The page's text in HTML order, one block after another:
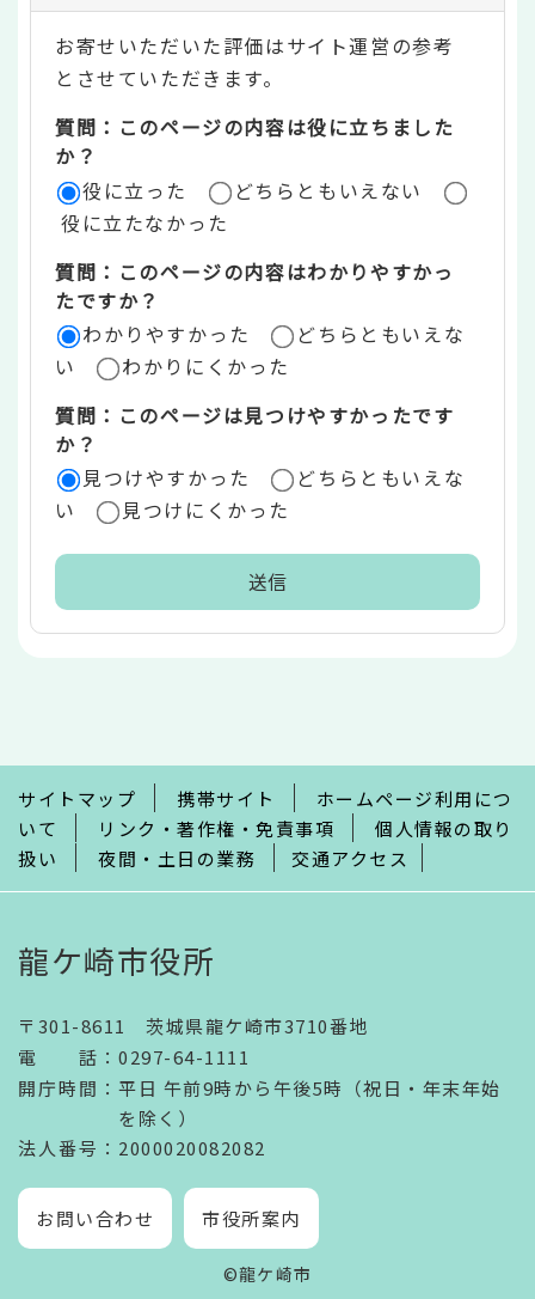
テ
ン
ツ
評
価
リ
ア
お寄せいただいた評価はサイト運営の参考
とさせていただきます。
質問：このページの内容は役に立ちました
か？
役に立った
どちらともいえない
役に立たなかった
質問：このページの内容はわかりやすかっ
たですか？
わかりやすかった
どちらともいえな
い
わかりにくかった
質問：このページは見つけやすかったです
か？
見つけやすかった
どちらともいえな
い
見つけにくかった
で
サイトマップ 携帯サイト
ホームページ利用につ
いて
リンク・著作権・免責事項
個人情報の取り
扱い
夜間・土日の業務 交通アクセス
龍ケ崎市役所
〒301-8611 茨城県龍ケ崎市3710番地
電話 ： 0297-64-1111
開庁時間 ： 平日 午前9時から午後5時（祝日・年末年始
を除く）
法人番号 ：2000020082082
お問い合わせ 市役所案内
©龍ケ崎市